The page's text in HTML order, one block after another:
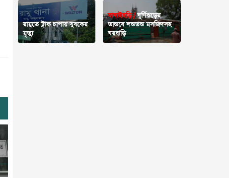
রামুতে ট্রাক চাপায় যুবকের
মৃত্যু
বাঘাইছড়ি /ঘূর্ণিঝড়ের
তান্ডবে লন্ডভন্ড মসজিদসহ
ঘরবাড়ি